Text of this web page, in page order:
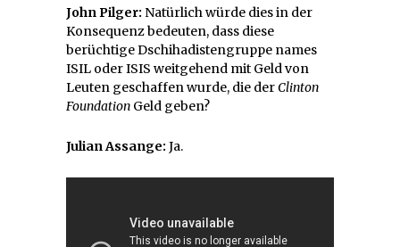
John Pilger: Natürlich würde dies in der
Konsequenz bedeuten, dass diese
berüchtige Dschihadistengruppe names
ISIL oder ISIS weitgehend mit Geld von
Leuten geschaffen wurde, die derClinton
Foundation Geld geben?
Julian Assange: Ja.